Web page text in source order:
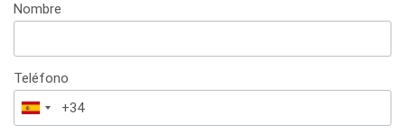
Nombre
Teléfono
España
+34